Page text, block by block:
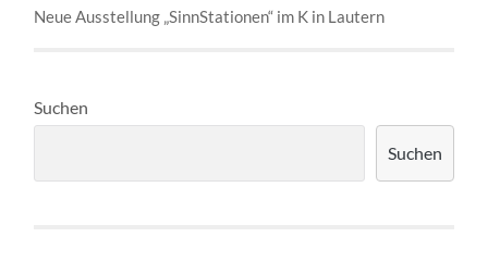
Neue Ausstellung „SinnStationen“ im K in Lautern
Suchen
Suchen